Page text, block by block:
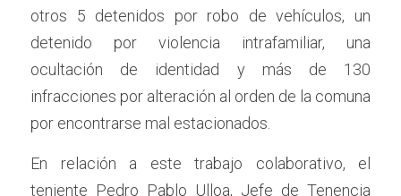
otros 5 detenidos por robo de vehículos, un
detenido por violencia intrafamiliar, una
ocultación de identidad y más de 130
infracciones por alteración al orden de la comuna
por encontrarse mal estacionados.
En relación a este trabajo colaborativo, el
teniente Pedro Pablo Ulloa, Jefe de Tenencia